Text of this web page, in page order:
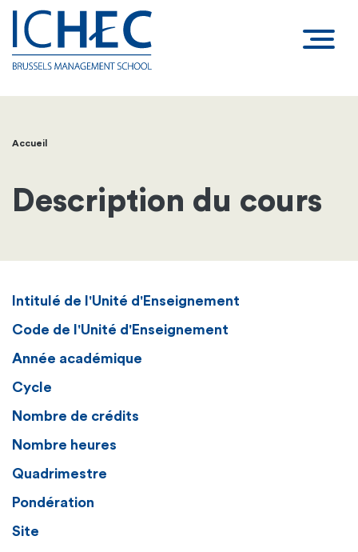
Fil
d'Ariane
Accueil
Description du cours
Intitulé de l'Unité d'Enseignement
Code de l'Unité d'Enseignement
Année académique
Cycle
Nombre de crédits
Nombre heures
Quadrimestre
Pondération
Site